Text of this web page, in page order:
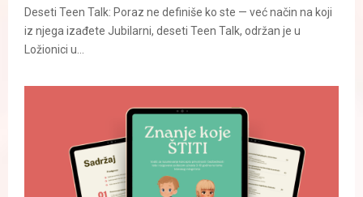
Deseti Teen Talk: Poraz ne definiše ko ste — već način na koji
iz njega izađete Jubilarni, deseti Teen Talk, održan je u
Ložionici u...